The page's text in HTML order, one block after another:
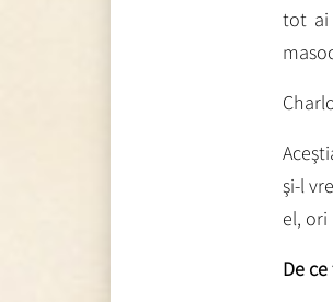
tot ai
şi-l
el, ori
De